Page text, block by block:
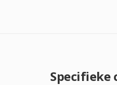
Specifieke